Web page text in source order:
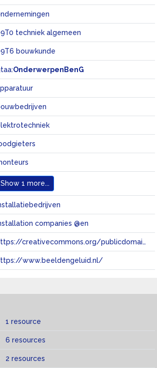
techniek algemeen
bouwkunde
OnderwerpenBenG
Show 1 more...
companies @en
https://creativecommons.org/publicdomain/zero/1.0/
www.beeldengeluid.nl/
>of
1 resource
of
6 resources
>of
2 resources